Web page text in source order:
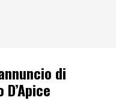
di